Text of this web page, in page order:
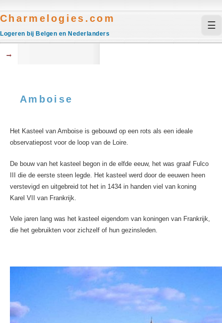
Charmelogies.com
Logeren bij Belgen en Nederlanders
☰
→
Amboise
Het Kasteel van Amboise is gebouwd op een rots als een ideale
observatiepost voor de loop van de Loire.
De bouw van het kasteel begon in de elfde eeuw, het was graaf Fulco
III die de eerste steen legde. Het kasteel werd door de eeuwen heen
verstevigd en uitgebreid tot het in 1434 in handen viel van koning
Karel VII van Frankrijk.
Vele jaren lang was het kasteel eigendom van koningen van Frankrijk,
die het gebruikten voor zichzelf of hun gezinsleden.